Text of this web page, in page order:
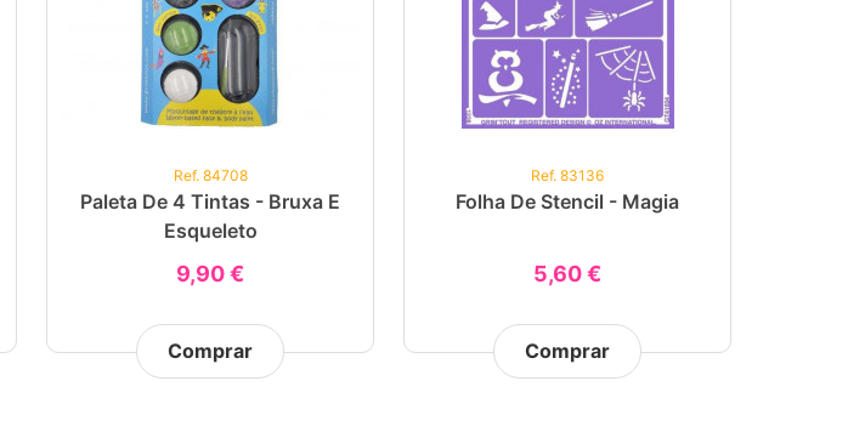
Ref. 84708
Paleta De 4 Tintas - Bruxa E
Esqueleto
9,90 €
Comprar
Ref. 83136
Folha De Stencil - Magia
5,60 €
Comprar